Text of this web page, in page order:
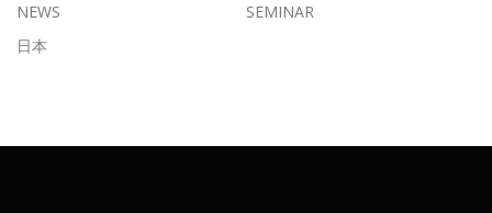
NEWS
SEMINAR
日本